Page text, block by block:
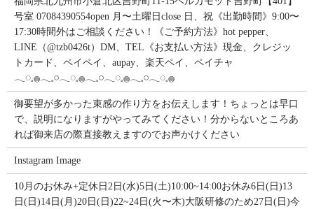
号室︎ 07084390554open 月〜土曜日close 日、祝《出勤時間》9:00〜
17:30時間外はご相談ください！《ご予約方法》hot pepper、
LINE（@tzb0426t）DM、TEL《お支払い方法》現金、クレジッ
トカード、ペイペイ、aupay、楽天ペイ、ペイチャ
𓂃◌𓈒𓐍𓂃𓈒𓏸𓂃◌𓈒𓐍𓂃𓈒𓏸𓂃◌𓈒𓐍𓂃𓈒𓏸𓂃◌𓈒𓐍
御要望が多かった束感の作り方をお伝えします！ちょっとは早口
で、説明になりますがやってみてください！分からないところあ
れば御来店の際直接教えますのでお声かけください
Instagram Image
10月のお休み+定休日2日(水)5日(土)10:00~14:00お休み6日(日)13
日(日)14日(月)20日(日)22~24日(火〜木)大阪研修のため27日(日)今